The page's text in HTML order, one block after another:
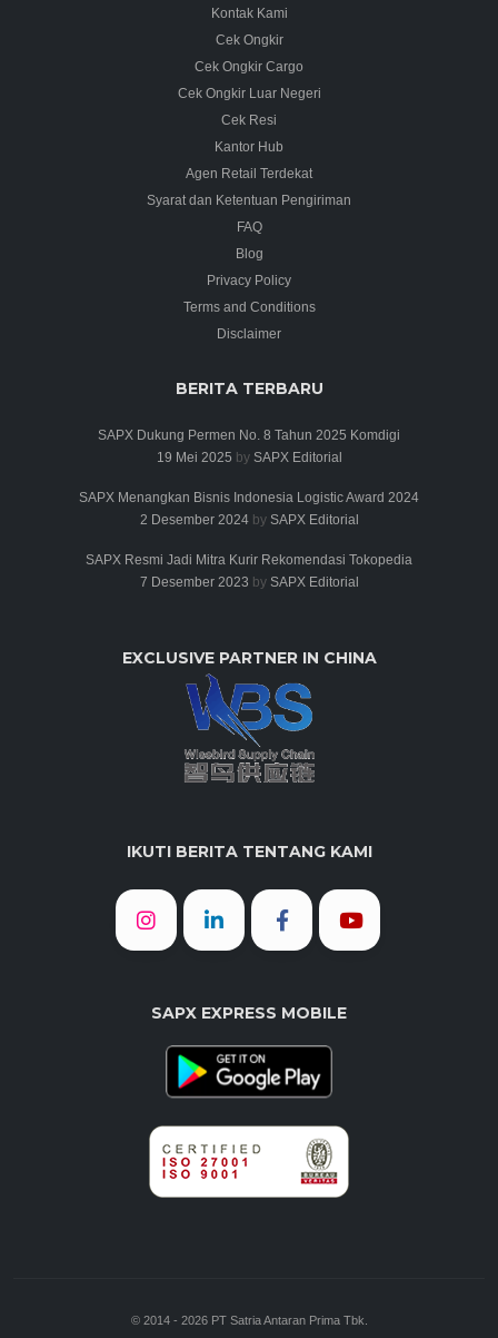
Kontak Kami
Cek Ongkir
Cek Ongkir Cargo
Cek Ongkir Luar Negeri
Cek Resi
Kantor Hub
Agen Retail Terdekat
Syarat dan Ketentuan Pengiriman
FAQ
Blog
Privacy Policy
Terms and Conditions
Disclaimer
BERITA TERBARU
SAPX Dukung Permen No. 8 Tahun 2025 Komdigi
19 Mei 2025 by SAPX Editorial
SAPX Menangkan Bisnis Indonesia Logistic Award 2024
2 Desember 2024by SAPX Editorial
SAPX Resmi Jadi Mitra Kurir Rekomendasi Tokopedia
7 Desember 2023 by SAPX Editorial
EXCLUSIVE PARTNER IN CHINA
IKUTI BERITA TENTANG KAMI
SAPX EXPRESS MOBILE
© 2014 - 2026 PT Satria Antaran Prima Tbk.